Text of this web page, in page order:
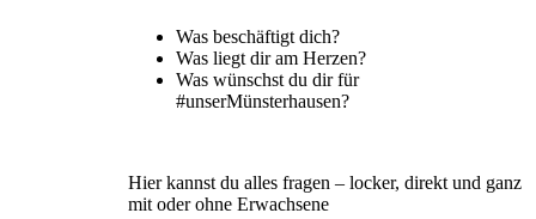
Was beschäftigt dich?
Was liegt dir am Herzen?
Was wünschst du dir für
#unserMünsterhausen?
Hier kannst du alles fragen – locker, direkt und ganz
mit oder ohne Erwachsene